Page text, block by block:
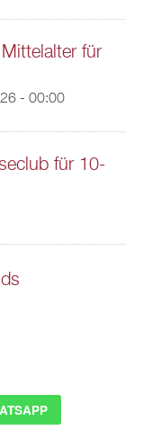
für
- 00:00
für 10-